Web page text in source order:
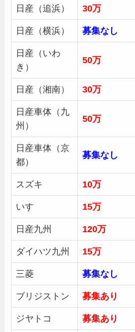
日産（追浜） 30万
日産（横浜） 募集なし
日産（いわ
き）
50万
日産（湘南） 30万
日産車体（九
州）
50万
日産車体（京
都）
募集なし
スズキ 10万
いすゞ 15万
日産九州 120万
ダイハツ九州 15万
三菱 募集なし
ブリジストン 募集あり
ジヤトコ 募集あり